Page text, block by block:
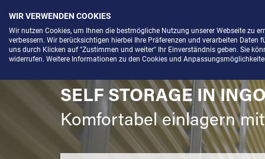
Menü
SELF STORAGE IN
Komfortabel einlagern
WIR VERWENDEN COOKIES
Wir nutzen Cookies, um Ihnen die bestmögliche Nutzung unserer Webseite zu
verbessern. Wir berücksichtigen hierbei Ihre Präferenzen und verarbeiten
uns durch Klicken auf "Zustimmen und weiter" Ihr Einverständnis geben. Sie
widerrufen. Weitere Informationen zu den Cookies und